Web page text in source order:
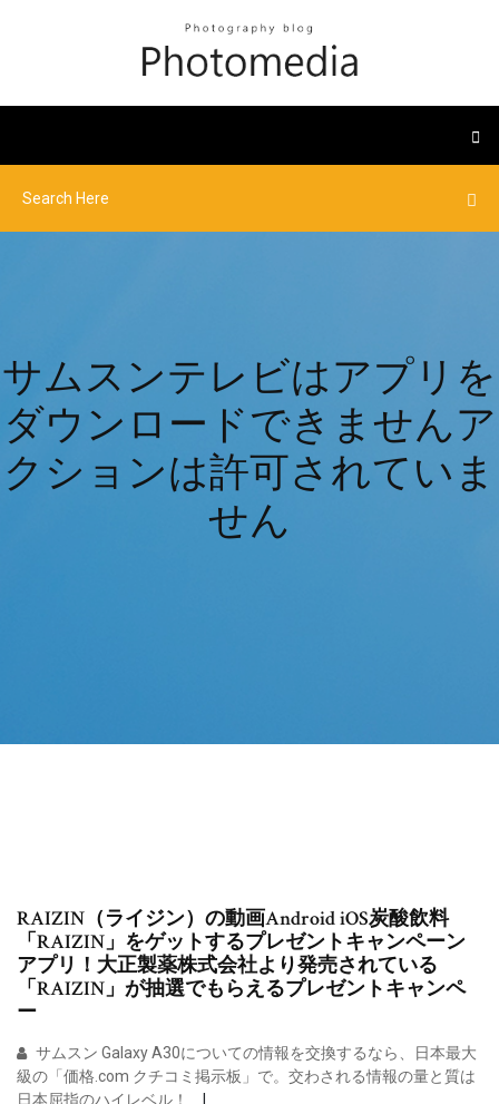
サムスンテレビはアプリを
ダウンロードできませんア
クションは許可されていま
せん
RAIZIN（ライジン）の動画Android iOS炭酸飲料
「RAIZIN」をゲットするプレゼントキャンペーン
アプリ！大正製薬株式会社より発売されている
「RAIZIN」が抽選でもらえるプレゼントキャンペ
ー
サムスン Galaxy A30についての情報を交換するなら、日本最大
級の「価格.com クチコミ掲示板」で。交わされる情報の量と質は
日本屈指のハイレベル！